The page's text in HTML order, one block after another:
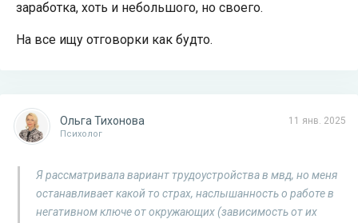
заработка, хоть и небольшого, но своего.
На все ищу отговорки как будто.
11 янв. 2025
Ольга Тихонова
Психолог
Я рассматривала вариант трудоустройства в мвд, но меня
останавливает какой то страх, наслышанность о работе в
негативном ключе от окружающих (зависимость от их